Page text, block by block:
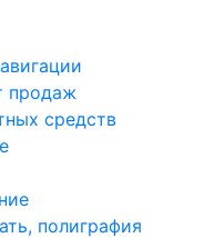
продаж
средств
полиграфия